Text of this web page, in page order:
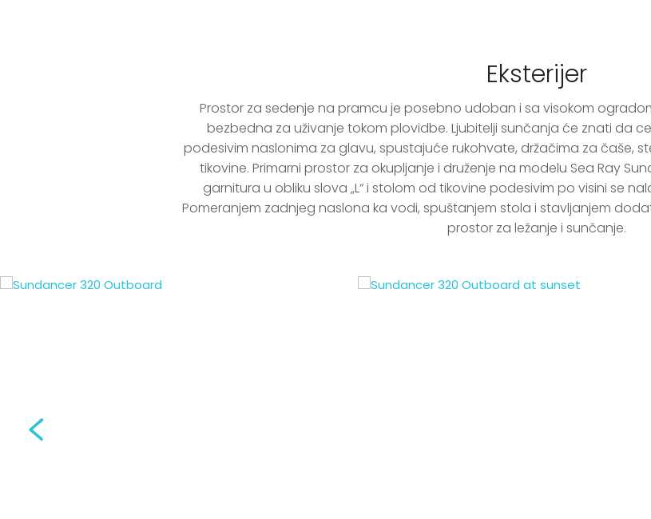
Eksterijer
Prostor za sedenje na pramcu je posebno udoban i sa visokom
bezbedna za uživanje tokom plovidbe. Ljubitelji sunčanja će znati da
podesivim naslonima za glavu, spustajuće rukohvate, držačima za čaše,
tikovine. Primarni prostor za okupljanje i druženje na modelu Sea Ray
garnitura u obliku slova „L“ i stolom od tikovine podesivim po visini se
Pomeranjem zadnjeg naslona ka vodi, spuštanjem stola i stavljanjem
prostor za ležanje i sunčanje.